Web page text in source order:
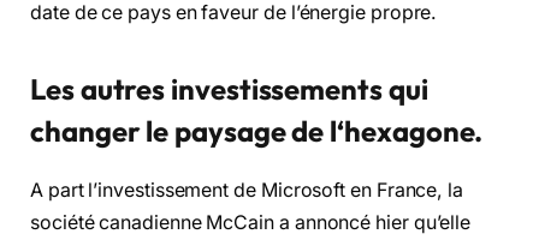
date de ce pays en faveur de l’énergie propre.
Les autres investissements qui
changer le paysage de l‘hexagone.
A part l’investissement de Microsoft en France, la
société canadienne McCain a annoncé hier qu’elle